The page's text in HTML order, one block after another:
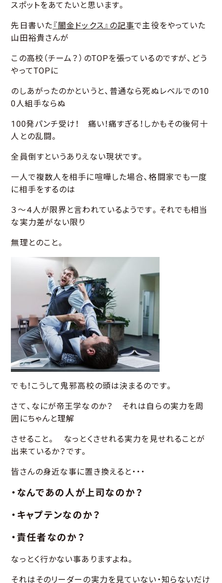
スポットをあてたいと思います。
先日書いた 『闇金ドックス』の記事で主役をやっていた
山田裕貴さんが
この高校（チーム？）のTOPを張っているのですが、どう
やってTOPに
のしあがったのかというと、普通なら死ぬレベルでの10
0人組手ならぬ
100発パンチ受け！ 痛い！痛すぎる！しかもその後何十
人との乱闘。
全員倒すというありえない現状です。
一人で複数人を相手に喧嘩した場合、格闘家でも一度
に相手をするのは
３～４人が限界と言われているようです。それでも相当
な実力差がない限り
無理とのこと。
でも！こうして鬼邪高校の頭は決まるのです。
さて、なにが帝王学なのか？ それは自らの実力を周
囲にちゃんと理解
させること。 なっとくさせれる実力を見せれることが
出来ているか？です。
皆さんの身近な事に置き換えると・・・
・なんであの人が上司なのか？
・キャプテンなのか？
・責任者なのか？
なっとく行かない事ありますよね。
それはそのリーダーの実力を見ていない・知らないだけ